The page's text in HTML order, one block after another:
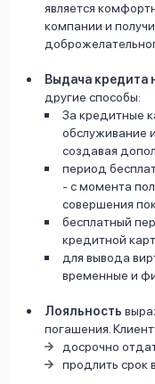
является
компании и
Выдача кредита
другие способы:
За кредитные
обслуживание
создавая
период
- с момента
совершения
бесплатный
кредитной
для вывода
временные и
Лояльность
погашения.
досрочно
продлить срок